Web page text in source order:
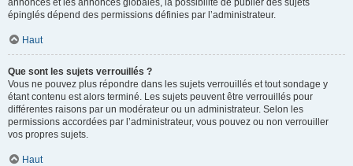
annonces et les annonces globales, la possibilité de publier des sujets
épinglés dépend des permissions définies par l’administrateur.
Haut
Que sont les sujets verrouillés ?
Vous ne pouvez plus répondre dans les sujets verrouillés et tout sondage y
étant contenu est alors terminé. Les sujets peuvent être verrouillés pour
différentes raisons par un modérateur ou un administrateur. Selon les
permissions accordées par l’administrateur, vous pouvez ou non verrouiller
vos propres sujets.
Haut